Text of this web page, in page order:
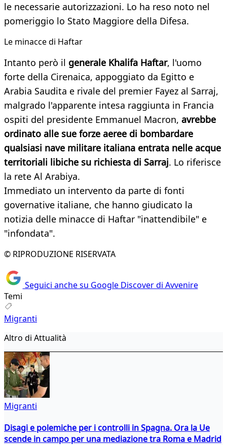
le necessarie autorizzazioni. Lo ha reso noto nel
pomeriggio lo Stato Maggiore della Difesa.
Le minacce di Haftar
Intanto però il generale Khalifa Haftar, l'uomo
forte della Cirenaica, appoggiato da Egitto e
Arabia Saudita e rivale del premier Fayez al Sarraj,
malgrado l'apparente intesa raggiunta in Francia
ospiti del presidente Emmanuel Macron, avrebbe
ordinato alle sue forze aeree di bombardare
qualsiasi nave militare italiana entrata nelle acque
territoriali libiche su richiesta di Sarraj. Lo riferisce
la rete Al Arabiya.
Immediato un intervento da parte di fonti
governative italiane, che hanno giudicato la
notizia delle minacce di Haftar "inattendibile" e
"infondata".
© RIPRODUZIONE RISERVATA
Seguici anche su Google Discover di Avvenire
Temi
Migranti
Altro di Attualità
Migranti
Disagi e polemiche per i controlli in Spagna. Ora la Ue
scende in campo per una mediazione tra Roma e Madrid